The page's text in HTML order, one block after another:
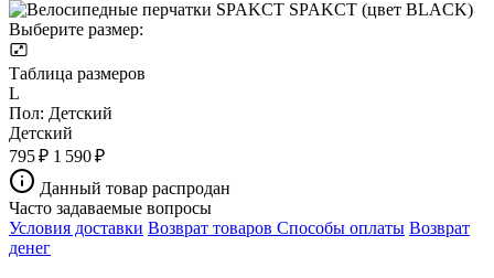
Выберите размер:
Таблица размеров
L
Пол: Детский
Детский
795 ₽ 1 590 ₽
Данный товар распродан
Часто задаваемые вопросы
Условия доставки Возврат товаров Способы оплаты Возврат
денег